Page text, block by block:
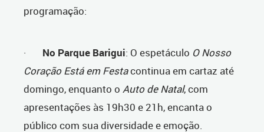
programação:
· No Parque Barigui: O espetáculo O Nosso
Coração Está em Festacontinua em cartaz até
domingo, enquanto o Auto de Natal, com
apresentações às 19h30 e 21h, encanta o
público com sua diversidade e emoção.